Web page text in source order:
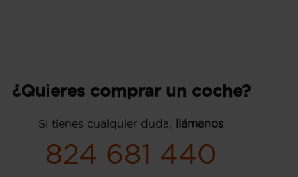
¿Quieres comprar un coche?
Si tienes cualquier duda, llámanos
824 681 440